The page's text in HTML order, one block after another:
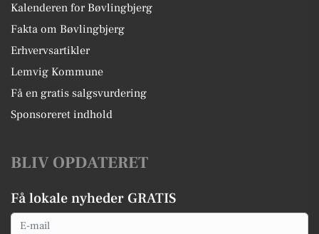
Kalenderen for Bøvlingbjerg
Fakta om Bøvlingbjerg
Erhvervsartikler
Lemvig Kommune
Få en gratis salgsvurdering
Sponsoreret indhold
BLIV OPDATERET
Få lokale nyheder GRATIS
Email